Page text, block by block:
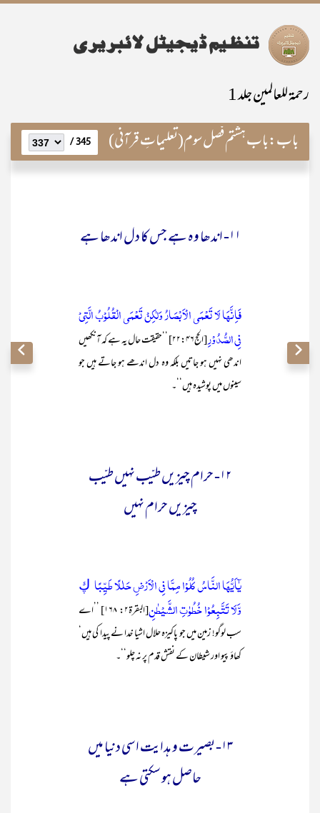
رحمۃ للعالمین جلد 1
باب:باب ہشتم فصل سوم(تعلیماتِ قرآنی) 345 /
۱۱- اندھا وہ ہے جس کا دل اندھا ہے
فَاِنَّهَا لَا تَعْمَى الْاَبْصَارُ وَلٰكِنْ تَعْمَى الْقُلُوْبُ الَّتِيْ
فِي الصُّدُوْرِ
[الحج۲۲:۴۶] ’’حقیقت حال یہ ہے کہ آنکھیں
اندھی نہیں ہو جاتیں بلکہ وہ دل اندھے ہو جاتے ہیں جو
سینوں میں پوشیدہ ہیں‘‘۔
۱۲- حرام چیزیں طیّب نہیں طیّب
چیزیں حرام نہیں
يٰٓاَيُّهَا النَّاسُ كُلُوْا مِمَّا فِي الْاَرْضِ حَلٰلًا طَيِّبًا ڮ
وَّلَا تَتَّبِعُوْا خُطُوٰتِ الشَّيْطٰنِ
[البقرۃ۲: ۱۶۸] ’’اے
سب لوگو! زمین میں جو پاکیزہ حلال اشیا خدا نے پیدا کی ہیں‘
کھاؤ پیو اور شیطان کے نقش قدم پر نہ چلو‘‘۔
۱۳- بصیرت و ہدایت اسی دنیا میں
حاصل ہو سکتی ہے